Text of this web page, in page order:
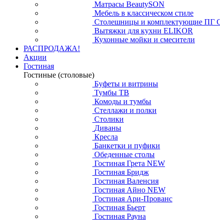
Матрасы BeautySON
Мебель в классическом стиле
Столешницы и комплектующие ПГ
Вытяжки для кухни ELIKOR
Кухонные мойки и смесители
РАСПРОДАЖА!
Акции
Гостиная
Гостиные (столовые)
Буфеты и витрины
Тумбы ТВ
Комоды и тумбы
Стеллажи и полки
Столики
Диваны
Кресла
Банкетки и пуфики
Обеденные столы
Гостиная Грета NEW
Гостиная Бридж
Гостиная Валенсия
Гостиная Айно NEW
Гостиная Ари-Прованс
Гостиная Бьерт
Гостиная Рауна